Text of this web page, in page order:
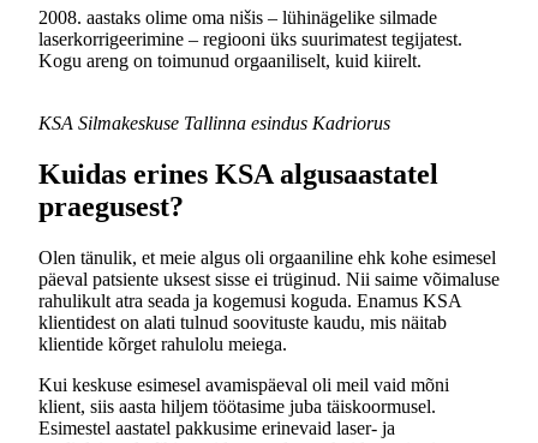
2008. aastaks olime oma nišis – lühinägelike silmade
laserkorrigeerimine – regiooni üks suurimatest tegijatest.
Kogu areng on toimunud orgaaniliselt, kuid kiirelt.
KSA Silmakeskuse Tallinna esindus Kadriorus
Kuidas erines KSA algusaastatel
praegusest?
Olen tänulik, et meie algus oli orgaaniline ehk kohe esimesel
päeval patsiente uksest sisse ei trüginud. Nii saime võimaluse
rahulikult atra seada ja kogemusi koguda. Enamus KSA
klientidest on alati tulnud soovituste kaudu, mis näitab
klientide kõrget rahulolu meiega.
Kui keskuse esimesel avamispäeval oli meil vaid mõni
klient, siis aasta hiljem töötasime juba täiskoormusel.
Esimestel aastatel pakkusime erinevaid laser- ja